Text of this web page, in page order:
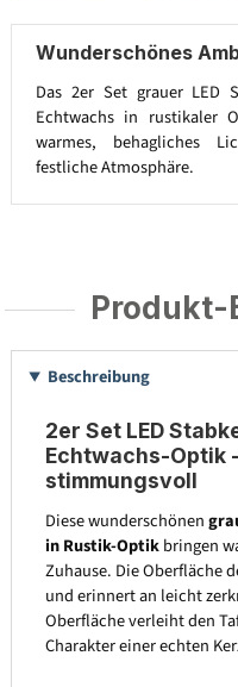
Wunderschönes
Das 2er Set grauer LED
Echtwachs in rustikaler
warmes, behagliches
festliche Atmosphäre.
Produkt-
Beschreibung
2er Set LED
Echtwachs-Optik
stimmungsvoll
Diese wunderschönen
in Rustik-Optikbringen
Zuhause. Die Oberfläche
und erinnert an leicht
Oberfläche verleiht den
Charakter einer echten